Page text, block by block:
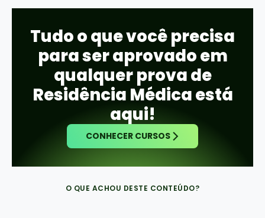
Tudo o que você precisa
para ser aprovado em
qualquer prova de
Residência Médica está
aqui!
CONHECER CURSOS
O QUE ACHOU DESTE CONTEÚDO?